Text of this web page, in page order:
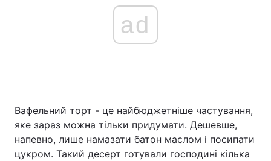
ad
Вафельний торт - це найбюджетніше частування,
яке зараз можна тільки придумати. Дешевше,
напевно, лише намазати батон маслом і посипати
цукром. Такий десерт готували господині кілька